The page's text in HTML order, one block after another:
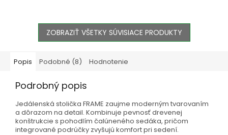
ZOBRAZIŤ VŠETKY SÚVISIACE PRODUKTY
Popis Podobné (8) Hodnotenie
Podrobný popis
Jedálenská stolička FRAME zaujme moderným tvarovaním
a dôrazom na detail. Kombinuje pevnosť drevenej
konštrukcie s pohodlím čalúneného sedáka, pričom
integrované podrúčky zvyšujú komfort pri sedení.